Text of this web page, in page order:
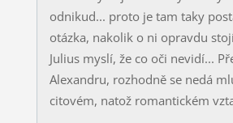
odnikud... proto je tam taky
otázka, nakolik o ni opravdu
Julius myslí, že co oči nevidí...
Alexandru, rozhodně se nedá
citovém, natož romantickém